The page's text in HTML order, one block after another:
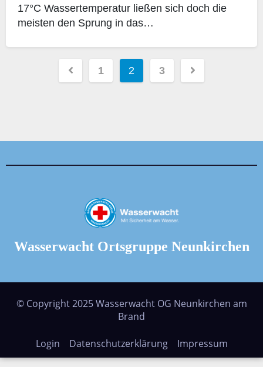
17°C Wassertemperatur ließen sich doch die
meisten den Sprung in das…
Seitennummerierung
1 2 3
Wasserwacht Ortsgruppe Neunkirchen
© Copyright 2025 Wasserwacht OG Neunkirchen am
Brand
Login Datenschutzerklärung Impressum